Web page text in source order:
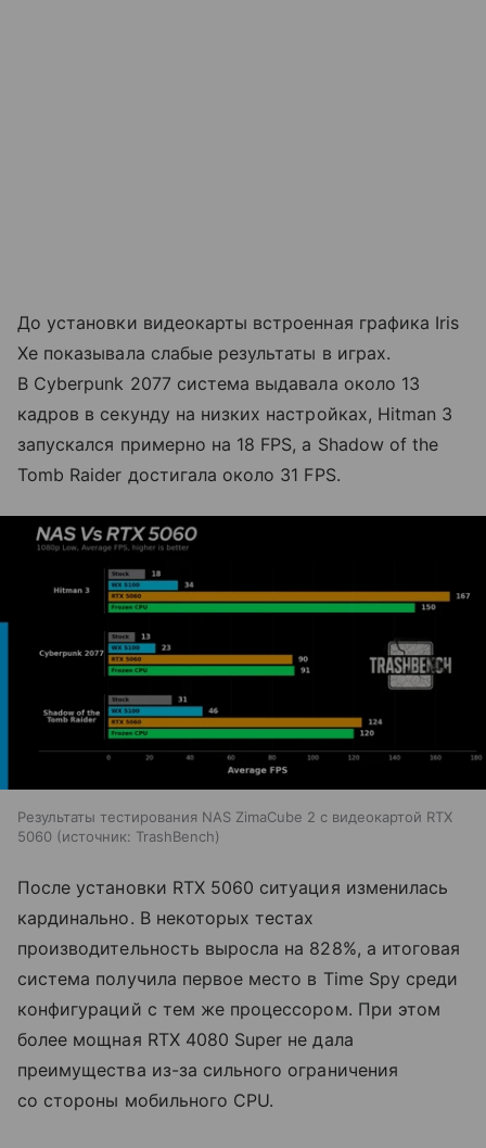
До установки видеокарты встроенная графика Iris
Xe показывала слабые результаты в играх.
В Cyberpunk 2077 система выдавала около 13
кадров в секунду на низких настройках, Hitman 3
запускался примерно на 18 FPS, а Shadow of the
Tomb Raider достигала около 31 FPS.
Результаты тестирования NAS ZimaCube 2 с видеокартой RTX
5060
источник: TrashBench
После установки RTX 5060 ситуация изменилась
кардинально. В некоторых тестах
производительность выросла на 828%, а итоговая
система получила первое место в Time Spy среди
конфигураций с тем же процессором. При этом
более мощная RTX 4080 Super не дала
преимущества из-за сильного ограничения
со стороны мобильного CPU.